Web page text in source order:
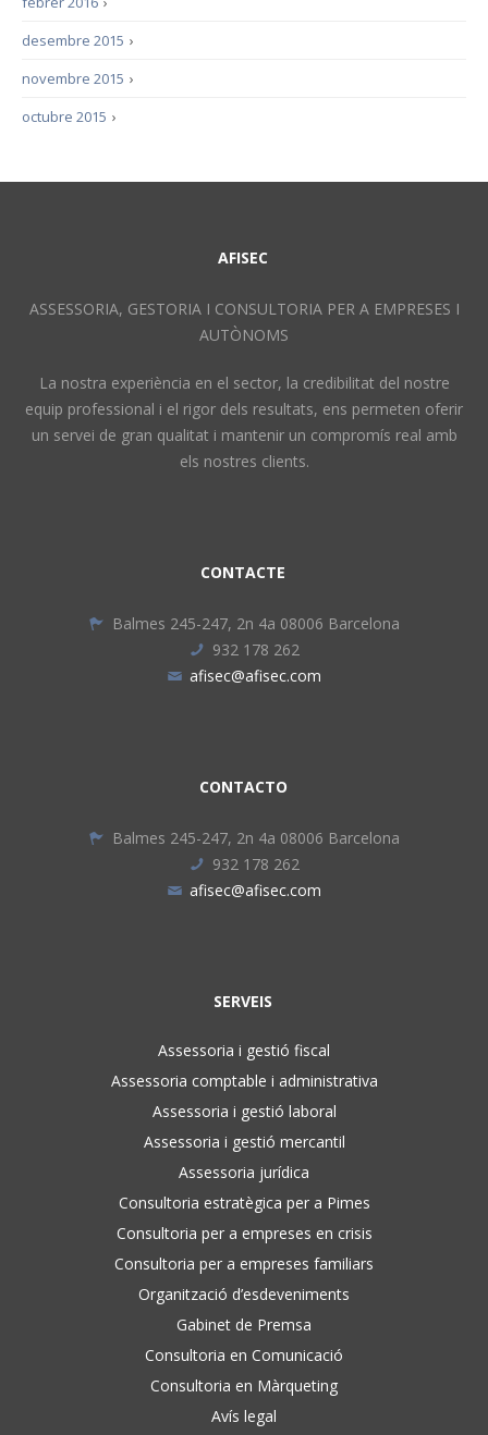
›
desembre 2015
›
novembre 2015
›
octubre 2015
AFISEC
ASSESSORIA, GESTORIA I CONSULTORIA PER A EMPRESES I
AUTÒNOMS
La nostra experiència en el sector, la credibilitat del nostre
equip professional i el rigor dels resultats, ens permeten oferir
un servei de gran qualitat i mantenir un compromís real amb
els nostres clients.
CONTACTE
Balmes 245-247, 2n 4a 08006 Barcelona
932 178 262
afisec@afisec.com
CONTACTO
Balmes 245-247, 2n 4a 08006 Barcelona
932 178 262
afisec@afisec.com
SERVEIS
Assessoria i gestió fiscal
Assessoria comptable i administrativa
Assessoria i gestió laboral
Assessoria i gestió mercantil
Assessoria jurídica
Consultoria estratègica per a Pimes
Consultoria per a empreses en crisis
Consultoria per a empreses familiars
Organització d’esdeveniments
Gabinet de Premsa
Consultoria en Comunicació
Consultoria en Màrqueting
Avís legal